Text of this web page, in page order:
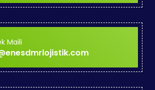
Maili